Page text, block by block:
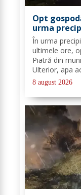
Opt
urma
ultimele
În urma
ultimele ore,
Piatră din
Ulterior, apa
pe carosabil.
din cadrul
8 august 2026